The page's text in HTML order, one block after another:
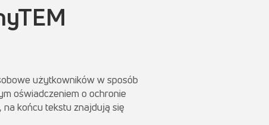
użytkowników w sposób
oświadczeniem o ochronie
końcu tekstu znajdują się